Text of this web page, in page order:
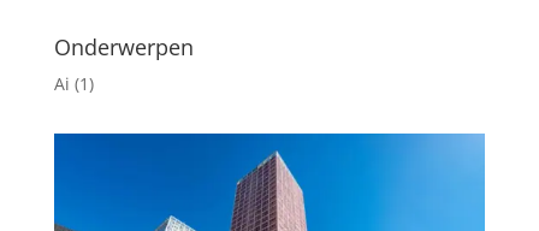
Onderwerpen
Ai (1)